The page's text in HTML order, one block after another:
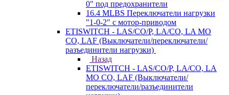
0" под предохранители
16.4 MLBS Переключатели нагрузки
"1-0-2" с мотор-приводом
ETISWITCH - LAS/CO/P, LA/CO, LA MO
CO, LAF (Выключатели/переключатели/
разъединители нагрузки)
Назад
ETISWITCH - LAS/CO/P, LA/CO, LA
MO CO, LAF (Выключатели/
переключатели/разъединители